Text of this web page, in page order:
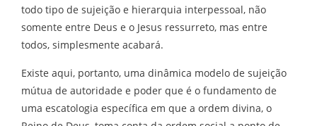
todo tipo de sujeição e hierarquia interpessoal, não
somente entre Deus e o Jesus ressurreto, mas entre
todos, simplesmente acabará.
Existe aqui, portanto, uma dinâmica modelo de sujeição
mútua de autoridade e poder que é o fundamento de
uma escatologia específica em que a ordem divina, o